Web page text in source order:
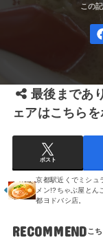
最後まであ
ェアはこちら
ポスト
京都駅近くでミシュ
メン!?ちゃぶ屋とん
都ヨドバシ店。
RECOMMEND